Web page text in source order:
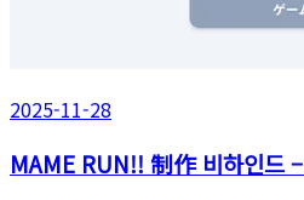
2025-11-28
MAME RUN!! 制作 비하인드